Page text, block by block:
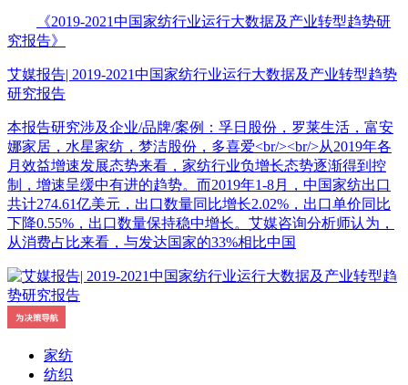
《2019-2021中国家纺行业运行大数据及产业转型趋势研
究报告》
艾媒报告| 2019-2021中国家纺行业运行大数据及产业转型趋势
研究报告
本报告研究涉及企业/品牌/案例：孚日股份，罗莱生活，富安
娜家居，水星家纺，梦洁股份，多喜爱<br/><br/>从2019年各
月效益增速发展态势来看，家纺行业负增长态势逐渐得到控
制，增速呈缓中有进的趋势。而2019年1-8月，中国家纺出口
共计274.61亿美元，出口数量同比增长2.02%，出口单价同比
下降0.55%，出口数量保持稳中增长。艾媒咨询分析师认为，
从消费占比来看，与发达国家的33%相比中国
家纺
纺织